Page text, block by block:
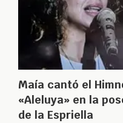
Maía cantó el
«Aleluya» en la
de la Espriella